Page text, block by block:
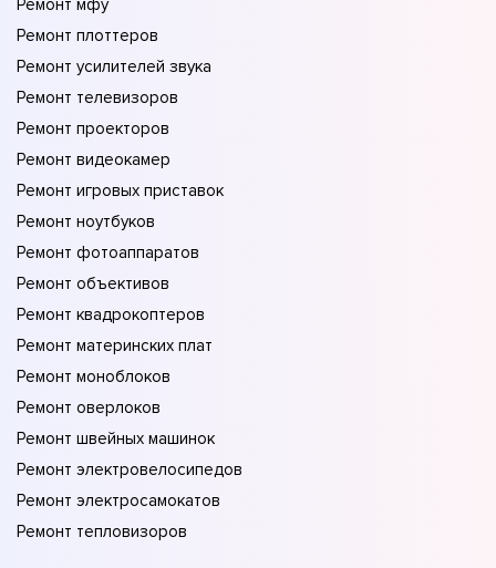
Ремонт мфу
Ремонт плоттеров
Ремонт усилителей звука
Ремонт телевизоров
Ремонт проекторов
Ремонт видеокамер
Ремонт игровых приставок
Ремонт ноутбуков
Ремонт фотоаппаратов
Ремонт объективов
Ремонт квадрокоптеров
Ремонт материнских плат
Ремонт моноблоков
Ремонт оверлоков
Ремонт швейных машинок
Ремонт электровелосипедов
Ремонт электросамокатов
Ремонт тепловизоров